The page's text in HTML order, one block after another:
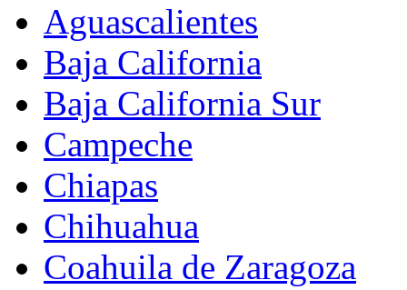
Aguascalientes
Baja California
Baja California Sur
Campeche
Chiapas
Chihuahua
Coahuila de Zaragoza